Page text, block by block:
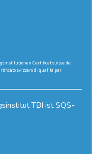
Certificat suisse de
svizzero di qualità per
TBI ist SQS-